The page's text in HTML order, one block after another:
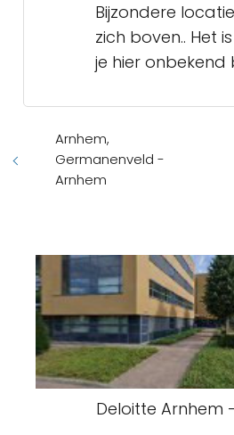
Bijzondere
zich boven.. Het
je hier onbekend
Arnhem,
Germanenveld -
Arnhem
Deloitte Arnhem